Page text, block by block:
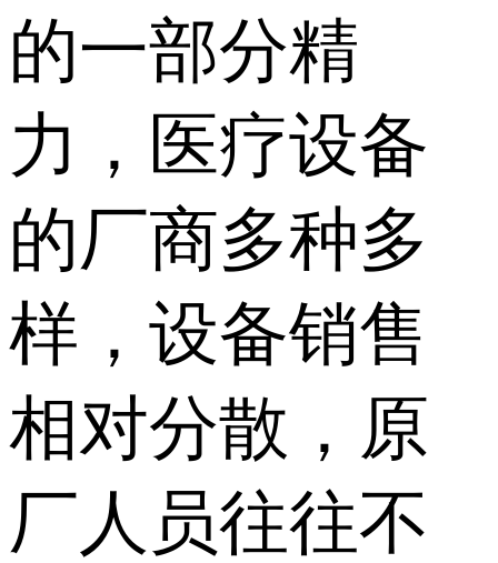
的一部分精
力，医疗设备
的厂商多种多
样，设备销售
相对分散，原
厂人员往往不